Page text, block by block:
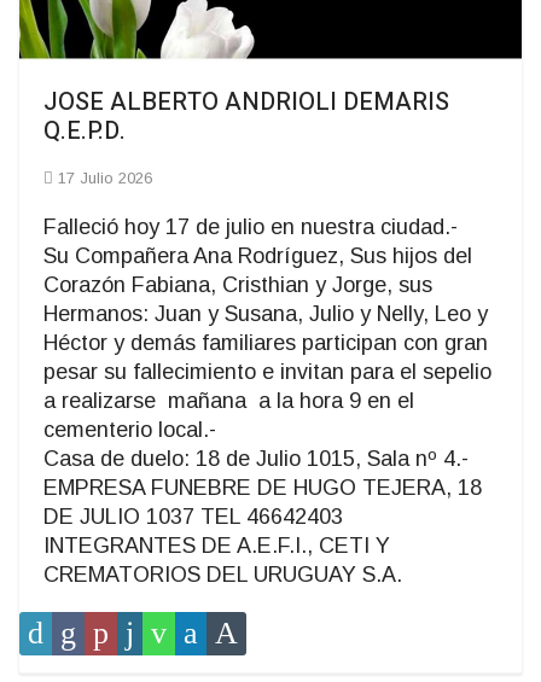
JOSE ALBERTO ANDRIOLI DEMARIS
Q.E.P.D.
17 Julio 2026
Falleció hoy 17 de julio en nuestra ciudad.-
Su Compañera Ana Rodríguez, Sus hijos del
Corazón Fabiana, Cristhian y Jorge, sus
Hermanos: Juan y Susana, Julio y Nelly, Leo y
Héctor y demás familiares participan con gran
pesar su fallecimiento e invitan para el sepelio
a realizarse mañana a la hora 9 en el
cementerio local.-
Casa de duelo: 18 de Julio 1015, Sala nº 4.-
EMPRESA FUNEBRE DE HUGO TEJERA, 18
DE JULIO 1037 TEL 46642403
INTEGRANTES DE A.E.F.I., CETI Y
CREMATORIOS DEL URUGUAY S.A.